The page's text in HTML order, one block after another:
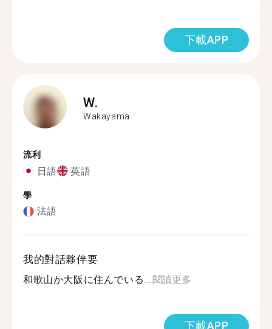
下載APP
W.
Wakayama
流利
日語 英語
學
法語
我的對話夥伴要
和歌山か大阪に住んでいる...閱讀更多
下載APP